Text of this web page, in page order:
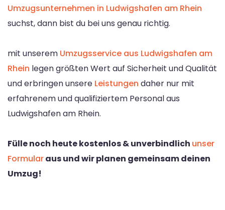
Umzugsunternehmen in Ludwigshafen am Rhein
suchst, dann bist du bei uns genau richtig.
mit unserem Umzugsservice aus Ludwigshafen am
Rhein legen größten Wert auf Sicherheit und Qualität
und erbringen unsere Leistungen daher nur mit
erfahrenem und qualifiziertem Personal aus
Ludwigshafen am Rhein.
Fülle noch heute kostenlos & unverbindlich unser
Formularaus und wir planen gemeinsam deinen
Umzug!